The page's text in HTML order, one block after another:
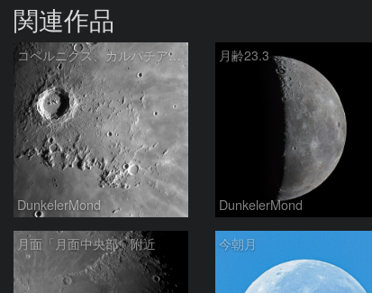
関連作品
コペルニクス、カルパチア山脈付近
DunkelerMond
月齢23.3
DunkelerMond
月面「月面中央部」附近 今朝月